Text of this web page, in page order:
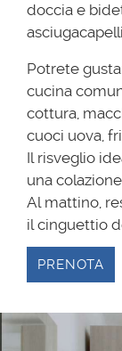
doccia e
Potrete
cucina
cottura,
cuoci uova,
Il risveglio
una
Al mattino,
il cinguettio
PRENOTA